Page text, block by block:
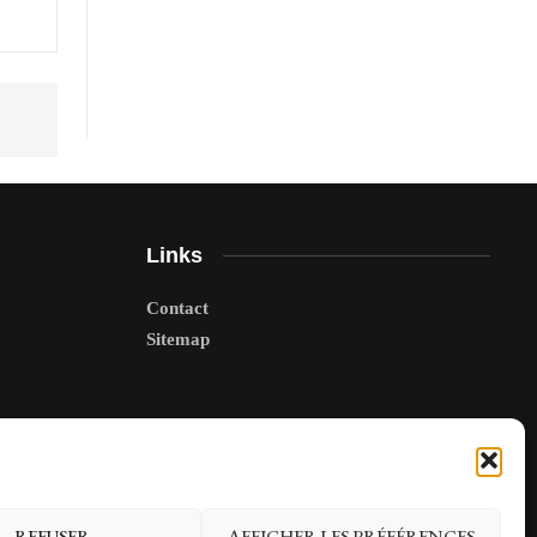
Links
Contact
Sitemap